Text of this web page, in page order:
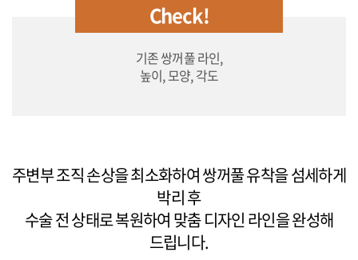
Check!
기존 쌍꺼풀 라인,
높이, 모양, 각도
주변부 조직 손상을 최소화하여 쌍꺼풀 유착을 섬세하게
박리 후
수술 전 상태로 복원하여 맞춤 디자인 라인을 완성해
드립니다.